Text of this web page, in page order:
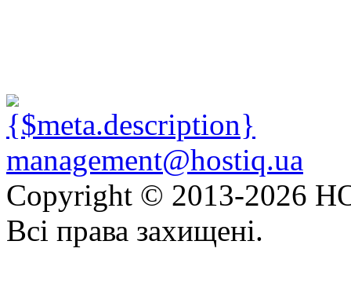
management@hostiq.ua
Copyright © 2013-2026
Всі права захищені.